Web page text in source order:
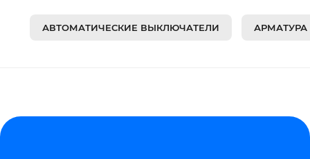
АВТОМАТИЧЕСКИЕ ВЫКЛЮЧАТЕЛИ